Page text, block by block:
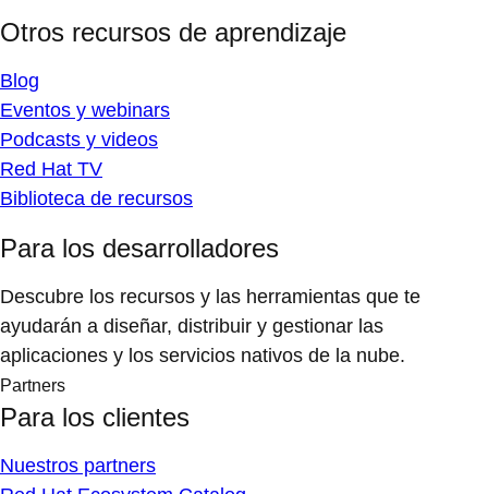
Otros recursos de aprendizaje
Blog
Eventos y webinars
Podcasts y videos
Red Hat TV
Biblioteca de recursos
Para los desarrolladores
Descubre los recursos y las herramientas que te
ayudarán a diseñar, distribuir y gestionar las
aplicaciones y los servicios nativos de la nube.
Partners
Para los clientes
Nuestros partners